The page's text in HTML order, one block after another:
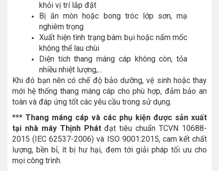
khỏi vị trí lắp đặt
Bị ăn mòn hoặc bong tróc lớp sơn, mạ
nghiêm trọng
Xuất hiện tình trạng bám bụi hoặc nấm mốc
không thể lau chùi
Diện tích thang máng cáp không còn, tỏa
nhiều nhiệt lượng,...
Khi đó bạn nên có chế độ bảo dưỡng, vệ sinh hoặc thay
mới hệ thống thang máng cáp cho phù hợp, đảm bảo an
toàn và đáp ứng tốt các yêu cầu trong sử dụng.
*** Thang máng cáp và các phụ kiện được sản xuất
tại nhà máy Thịnh Phátđạt tiêu chuẩn TCVN 10688-
2015 (IEC 62537-2006) và ISO 9001:2015, cam kết chất
lượng, bền bỉ, ít bị hư hại, đem tới giải pháp tối ưu cho
mọi công trình.